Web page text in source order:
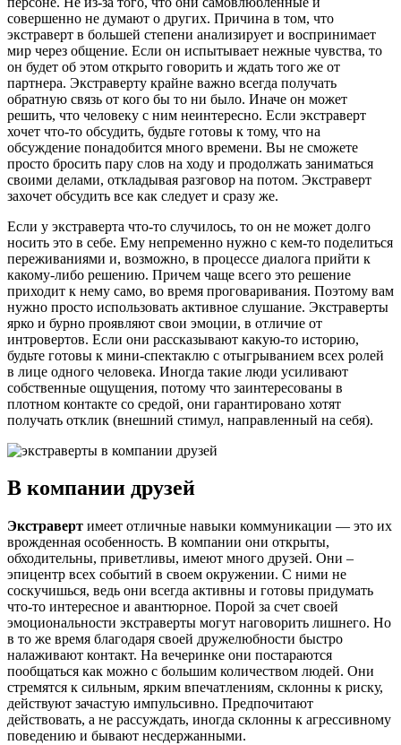
совершенно не думают о других. Причина в том, что
экстраверт в большей степени анализирует и воспринимает
мир через общение. Если он испытывает нежные чувства, то
он будет об этом открыто говорить и ждать того же от
партнера. Экстраверту крайне важно всегда получать
обратную связь от кого бы то ни было. Иначе он может
решить, что человеку с ним неинтересно. Если экстраверт
хочет что-то обсудить, будьте готовы к тому, что на
обсуждение понадобится много времени. Вы не сможете
просто бросить пару слов на ходу и продолжать заниматься
своими делами, откладывая разговор на потом. Экстраверт
захочет обсудить все как следует и сразу же.
Если у экстраверта что-то случилось, то он не может долго
носить это в себе. Ему непременно нужно с кем-то поделиться
переживаниями и, возможно, в процессе диалога прийти к
какому-либо решению. Причем чаще всего это решение
приходит к нему само, во время проговаривания. Поэтому вам
нужно просто использовать активное слушание. Экстраверты
ярко и бурно проявляют свои эмоции, в отличие от
интровертов. Если они рассказывают какую-то историю,
будьте готовы к мини-спектаклю с отыгрыванием всех ролей
в лице одного человека. Иногда такие люди усиливают
собственные ощущения, потому что заинтересованы в
плотном контакте со средой, они гарантировано хотят
получать отклик (внешний стимул, направленный на себя).
В компании друзей
Экстраверт имеет отличные навыки коммуникации — это их
врожденная особенность. В компании они открыты,
обходительны, приветливы, имеют много друзей. Они –
эпицентр всех событий в своем окружении. С ними не
соскучишься, ведь они всегда активны и готовы придумать
что-то интересное и авантюрное. Порой за счет своей
эмоциональности экстраверты могут наговорить лишнего. Но
в то же время благодаря своей дружелюбности быстро
налаживают контакт. На вечеринке они постараются
пообщаться как можно с большим количеством людей. Они
стремятся к сильным, ярким впечатлениям, склонны к риску,
действуют зачастую импульсивно. Предпочитают
действовать, а не рассуждать, иногда склонны к агрессивному
поведению и бывают несдержанными.